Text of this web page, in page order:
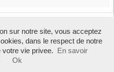
© 2007 - 2026 -Contact -
Belgique -Mentions légales
sur notre site, vous acceptez
dans le respect de notre
votre vie privee.
En savoir
Ok